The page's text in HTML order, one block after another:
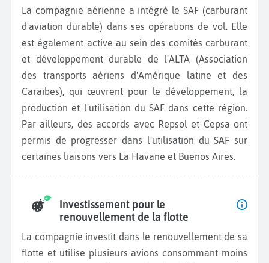
La compagnie aérienne a intégré le SAF (carburant
d'aviation durable) dans ses opérations de vol. Elle
est également active au sein des comités carburant
et développement durable de l'ALTA (Association
des transports aériens d'Amérique latine et des
Caraïbes), qui œuvrent pour le développement, la
production et l'utilisation du SAF dans cette région.
Par ailleurs, des accords avec Repsol et Cepsa ont
permis de progresser dans l'utilisation du SAF sur
certaines liaisons vers La Havane et Buenos Aires.
Investissement pour le
renouvellement de la flotte
La compagnie investit dans le renouvellement de sa
flotte et utilise plusieurs avions consommant moins